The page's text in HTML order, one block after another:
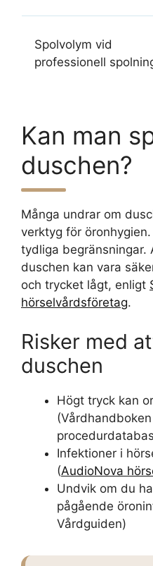
Spolvolym vid
professionell
Kan man
duschen?
Många undrar om
verktyg för
tydliga begränsningar.
duschen kan vara
och trycket lågt, enligt
hörselvårdsföretag.
Risker med
duschen
Högt tryck kan
Infektioner i
(AudioNova
Undvik om du
pågående
Vårdguiden)